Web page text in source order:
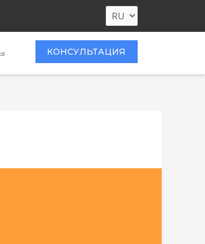
КОНСУЛЬТАЦИЯ